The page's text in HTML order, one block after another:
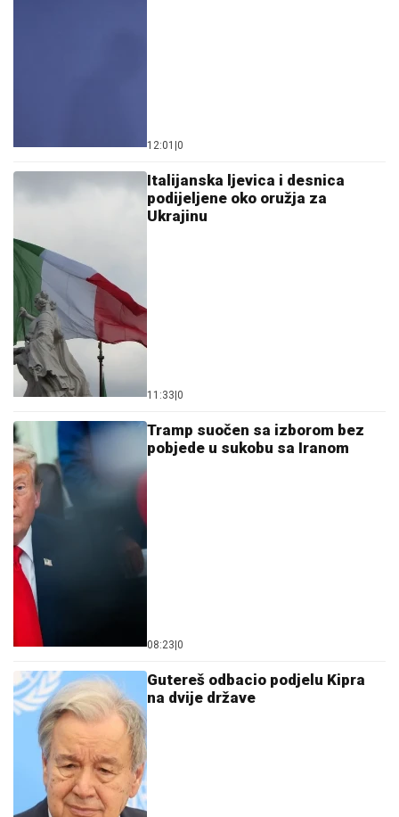
12:01 0
Italijanska ljevica i desnica
podijeljene oko oružja za
Ukrajinu
11:33 0
Tramp suočen sa izborom bez
pobjede u sukobu sa Iranom
08:23 0
Gutereš odbacio podjelu Kipra
na dvije države